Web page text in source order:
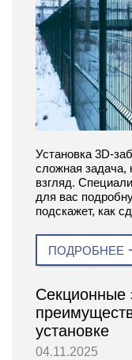
Установка 3D-
сложная задача,
взгляд.
для вас
подскажет, как
ПОДРОБНЕЕ
Секционные
установке
04.11.2025